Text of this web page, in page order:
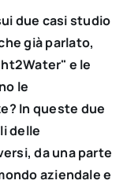
due casi studio
già parlato,
e le
le
In queste due
delle
da una parte
aziendale e